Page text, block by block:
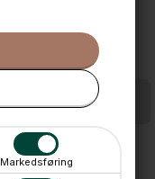
Markedsføring